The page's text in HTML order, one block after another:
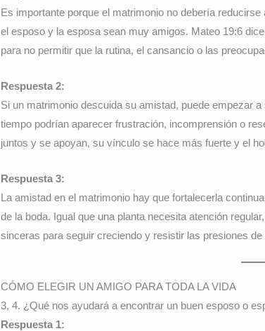
Es importante porque el matrimonio no debería
el esposo y la esposa sean muy amigos. Mateo 19:6
para no permitir que la rutina, el cansancio o las
Respuesta 2:
Si un matrimonio descuida su amistad, puede empezar
tiempo podrían aparecer frustración, incomprensión o
juntos y se apoyan, su vínculo se hace más fuerte y el
Respuesta 3:
La amistad en el matrimonio hay que fortalecerla
de la boda. Igual que una planta necesita atención
sinceras para seguir creciendo y resistir las presiones
CÓMO ELEGIR UN AMIGO PARA TODA LA VIDA
3, 4. ¿Qué nos ayudará a encontrar un buen esposo o
Respuesta 1: